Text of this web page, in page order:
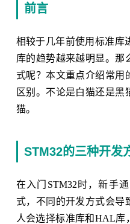
前言
相较于几年前使用标准库
库的趋势越来越明显。那
式呢？本文重点介绍常用
区别。不论是白猫还是
猫。
STM32的三种开发
在入门STM32时，新手
式，不同的开发方式会导
人会选择标准库和HAL库